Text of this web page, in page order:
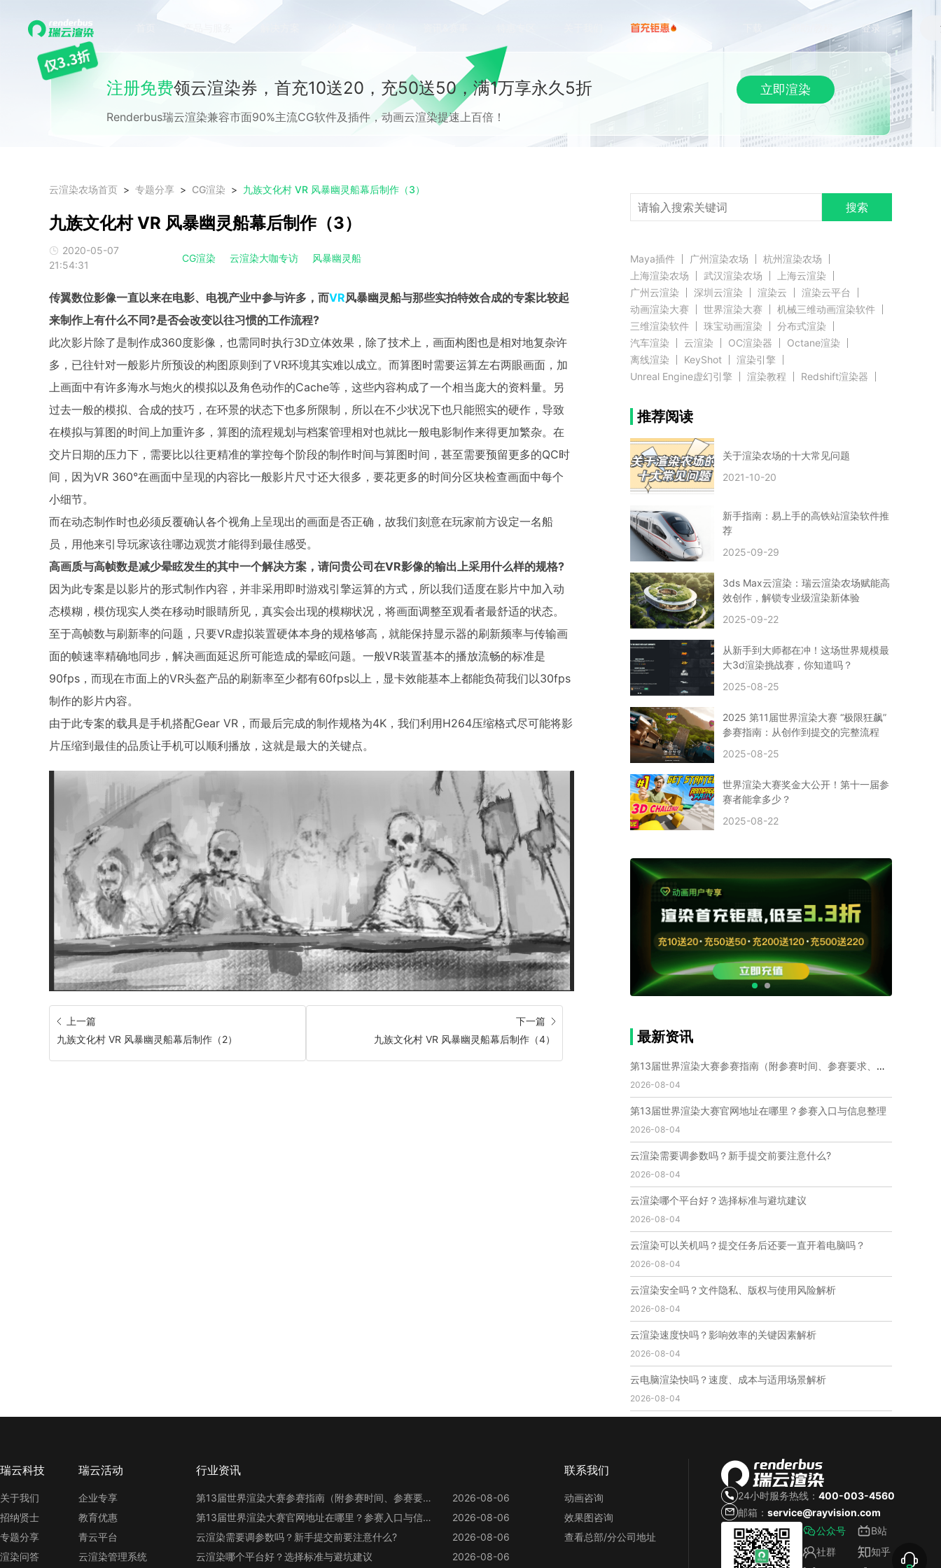
产品与服务 登录
注册免费领云渲染券，首充10送20，充50送50，满1万享永久5折
Renderbus瑞云渲染兼容市面90%主流CG软件及插件，动画云渲染提速上百倍！
立即渲染
云渲染农场首页 专题分享 CG渲染 九族文化村 VR 风暴幽灵船幕后制作（3）
九族文化村 VR 风暴幽灵船幕后制作（3）
2020-05-07
21:54:31
CG渲染 云渲染大咖专访 风暴幽灵船
传翼数位影像一直以来在电影、电视产业中参与许多，而VR风暴幽灵船与那些实拍特效合成的专案比较起
来制作上有什么不同?是否会改变以往习惯的工作流程?
此次影片除了是制作成360度影像，也需同时执行3D立体效果，除了技术上，画面构图也是相对地复杂许
多，已往针对一般影片所预设的构图原则到了VR环境其实难以成立。而算图时需要运算左右两眼画面，加
上画面中有许多海水与炮火的模拟以及角色动作的Cache等，这些内容构成了一个相当庞大的资料量。另
过去一般的模拟、合成的技巧，在环景的状态下也多所限制，所以在不少状况下也只能照实的硬作，导致
在模拟与算图的时间上加重许多，算图的流程规划与档案管理相对也就比一般电影制作来得更加繁杂。在
交片日期的压力下，需要比以往更精准的掌控每个阶段的制作时间与算图时间，甚至需要预留更多的QC时
间，因为VR 360°在画面中呈现的内容比一般影片尺寸还大很多，要花更多的时间分区块检查画面中每个
小细节。
而在动态制作时也必须反覆确认各个视角上呈现出的画面是否正确，故我们刻意在玩家前方设定一名船
员，用他来引导玩家该往哪边观赏才能得到最佳感受。
高画质与高帧数是减少晕眩发生的其中一个解决方案，请问贵公司在VR影像的输出上采用什么样的规格?
因为此专案是以影片的形式制作内容，并非采用即时游戏引擎运算的方式，所以我们适度在影片中加入动
态模糊，模仿现实人类在移动时眼睛所见，真实会出现的模糊状况，将画面调整至观看者最舒适的状态。
至于高帧数与刷新率的问题，只要VR虚拟装置硬体本身的规格够高，就能保持显示器的刷新频率与传输画
面的帧速率精确地同步，解决画面延迟所可能造成的晕眩问题。一般VR装置基本的播放流畅的标准是
90fps，而现在市面上的VR头盔产品的刷新率至少都有60fps以上，显卡效能基本上都能负荷我们以30fps
制作的影片内容。
由于此专案的载具是手机搭配Gear VR，而最后完成的制作规格为4K，我们利用H264压缩格式尽可能将影
片压缩到最佳的品质让手机可以顺利播放，这就是最大的关键点。
上一篇
九族文化村 VR 风暴幽灵船幕后制作（2）
下一篇
九族文化村 VR 风暴幽灵船幕后制作（4）
搜索
Maya插件 广州渲染农场
杭州渲染农场
上海渲染农场
武汉渲染农场
上海云渲染
广州云渲染
深圳云渲染 渲染云
渲染云平台
动画渲染大赛
世界渲染大赛
机械三维动画渲染软件
三维渲染软件
珠宝动画渲染
分布式渲染
汽车渲染
云渲染 OC渲染器
Octane渲染
离线渲染
KeyShot
渲染引擎
Unreal Engine虚幻引擎
渲染教程
Redshift渲染器
推荐阅读
3D模型教程
云渲染农场使用教程
渲染图黑色
云渲染农场价格
建筑效果图渲染
渲染速度慢
贴图教程
CG角色制作心得
动画渲染 在线渲染
渲染技巧
雕刻3D模型
Blender云端渲染
maya渲染 CG动画
动画制作
Blender
CG渲染 渲染农场
3dmax云端渲染
渲染图
CG原画
clarisse教程
拟真人物制作 实时渲染
视觉效果
视觉特效
特效 VRay制作案例
VFX案例
手动渲染农场
云渲染小课堂
CPU渲染
Arnold案例
vr渲染器
效果图渲染 免费云渲染
Autodesk
2D转3D
SU渲染 圣诞短片
风暴幽灵船
云渲染大咖专访
CG电影云渲染案例
Houdini建模案例
CG人物制作
Maya基础知识
Blender渲染技巧
3ds Max资讯
3ds Max教程
CG软件资讯
3d云渲染
3dmax渲染
Substance Painter
vray网络渲染
SAAS渲染农场
Lumion
ZBrush技巧
SketchUp教程
3dmax 渲染慢
渲染卡顿
云渲染怎么收费
纹理渲染
全局光引擎
渲染溢色
EEVEE渲染器
Cycles渲染器
C4D教程
Corona降噪器
奥斯卡
人物建模渲染
在线建模渲染
北京渲染农场
成都动画渲染
免费渲染农场
网络渲染农场
个人渲染农场
小型渲染农场
自建渲染农场
视频渲染农场
渲染农场软件
cpu渲染农场
渲染农场费用
渲染农场下载
模型软件
建模渲染软件
三维建模渲染
3d建模渲染
云渲染农场
C4D渲染农场
渲染农场收费
云渲染农场价格
瑞云渲染农场价格
动画渲染农场
第十一届世界渲染大赛
世界渲染大赛时间
世界渲染大赛官网
国际渲染大赛
国际渲染大赛排名
世界渲染大赛软件
瑞云官网
瑞云科技 端云
瑞云渲染官网
网络渲染软件
云渲染服务
云渲染怎么收费
云渲染怎么用
云渲染技术
云渲染原理 云渲染插件
云渲染软件
云渲染引擎
云渲染主机
云渲染软件厂家
免费云渲染
云渲染网站
云渲染收费 云渲染厂家
云渲染厂商
瑞云渲染大赛
3d渲染大赛
CG动画渲染大赛
瑞云渲染大赛报名页
瑞云渲染大赛奖项
瑞云渲染大赛历届大赛回顾
云渲染电脑
云渲染配置 云主机渲染
视频云渲染
实时渲染云
视频云渲染平台
云端渲染器 云端渲染软件
推荐阅读
关于渲染农场的十大常见问题
2021-10-20
新手指南：易上手的高铁站渲染软件推
荐
2025-09-29
3ds Max云渲染：瑞云渲染农场赋能高
效创作，解锁专业级渲染新体验
2025-09-22
从新手到大师都在冲！这场世界规模最
大3d渲染挑战赛，你知道吗？
2025-08-25
2025 第11届世界渲染大赛 “极限狂飙”
参赛指南：从创作到提交的完整流程
2025-08-25
世界渲染大赛奖金大公开！第十一届参
赛者能拿多少？
2025-08-22
最新资讯
第13届世界渲染大赛参赛指南（附参赛时间、参赛要求、赛事奖励等）
2026-08-04
第13届世界渲染大赛官网地址在哪里？参赛入口与信息整理
2026-08-04
云渲染需要调参数吗？新手提交前要注意什么?
2026-08-04
云渲染哪个平台好？选择标准与避坑建议
2026-08-04
云渲染可以关机吗？提交任务后还要一直开着电脑吗？
2026-08-04
云渲染安全吗？文件隐私、版权与使用风险解析
2026-08-04
云渲染速度快吗？影响效率的关键因素解析
2026-08-04
云电脑渲染快吗？速度、成本与适用场景解析
2026-08-04
瑞云科技
关于我们
招纳贤士
专题分享
渲染问答
瑞云活动
企业专享
教育优惠
青云平台
云渲染管理系统
行业资讯
第13届世界渲染大赛参赛指南（附参赛时间、参赛要求、赛事奖励等）
2026-08-06
第13届世界渲染大赛官网地址在哪里？参赛入口与信息整理
2026-08-06
云渲染需要调参数吗？新手提交前要注意什么?
2026-08-06
云渲染哪个平台好？选择标准与避坑建议
2026-08-06
联系我们
动画咨询
效果图咨询
查看总部/分公司地址
24小时服务热线：400-003-4560
邮箱：service@rayvision.com
公众号
社群
B站
知乎